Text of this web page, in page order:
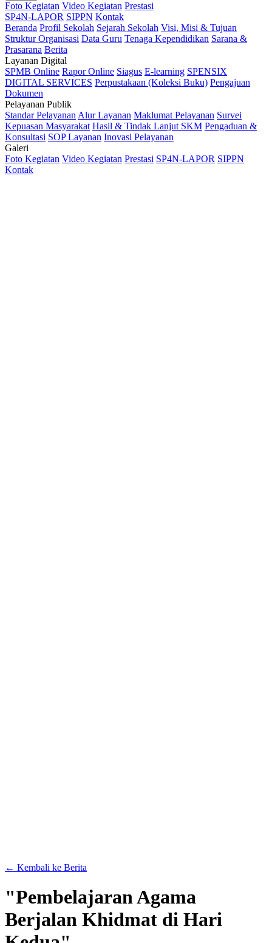
Foto Kegiatan Video Kegiatan Prestasi
SP4N-LAPOR SIPPN Kontak
Beranda Profil Sekolah Sejarah Sekolah Visi, Misi & Tujuan
Struktur Organisasi Data Guru Tenaga Kependidikan Sarana &
Prasarana Berita
Layanan Digital
SPMB Online Rapor Online Siagus E-learning SPENSIX
DIGITAL SERVICES Perpustakaan (Koleksi Buku) Pengajuan
Dokumen
Pelayanan Publik
Standar Pelayanan Alur Layanan Maklumat Pelayanan Survei
Kepuasan Masyarakat Hasil & Tindak Lanjut SKM Pengaduan &
Konsultasi SOP Layanan Inovasi Pelayanan
Galeri
Foto Kegiatan Video Kegiatan Prestasi SP4N-LAPOR SIPPN
Kontak
← Kembali ke Berita
"Pembelajaran Agama
Berjalan Khidmat di Hari